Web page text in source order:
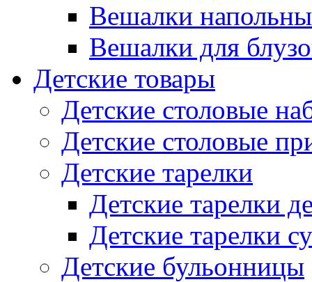
Вешалки
Вешалки для
Детские товары
Детские столовые
Детские столовые
Детские тарелки
Детские тарелки
Детские тарелки
Детские бульонницы